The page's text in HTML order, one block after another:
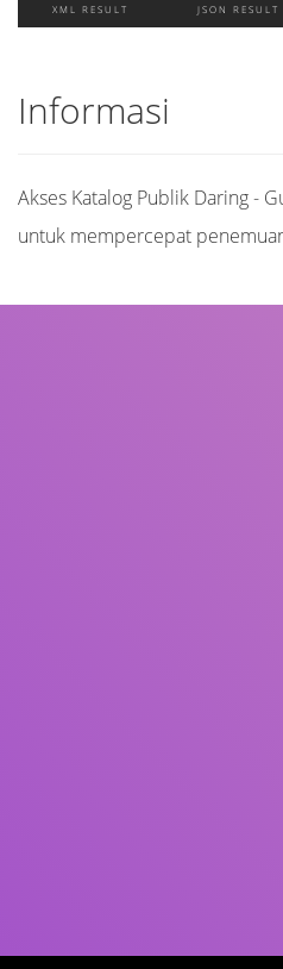
XML RESULT JSON RESULT
Informasi
Akses Katalog Publik Daring -
untuk mempercepat